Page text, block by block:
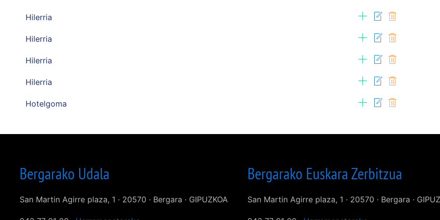
Hilerria
Hilerria
Hilerria
Hilerria
Hotelgoma
Bergarako Udala
San Martin Agirre plaza, 1 · 20570 · Bergara · GIPUZKOA
Bergarako Euskara Zerbitzua
San Martin Agirre plaza, 1 · 20570 · Bergara ·